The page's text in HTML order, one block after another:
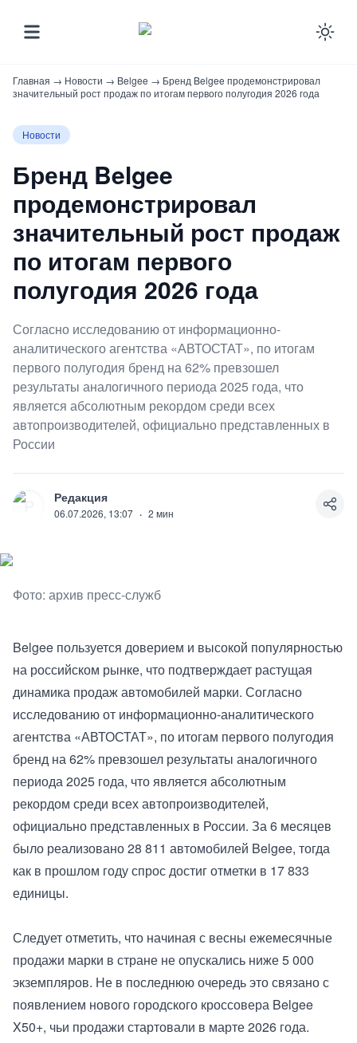
Главная → Новости → Belgee → Бренд Belgee продемонстрировал
значительный рост продаж по итогам первого полугодия 2026 года
Новости
Бренд Belgee
продемонстрировал
значительный рост продаж
по итогам первого
полугодия 2026 года
Согласно исследованию от информационно-
аналитического агентства «АВТОСТАТ», по итогам
первого полугодия бренд на 62% превзошел
результаты аналогичного периода 2025 года, что
является абсолютным рекордом среди всех
автопроизводителей, официально представленных в
России
Р Редакция
06.07.2026, 13:07 · 2 мин
Фото: архив пресс-служб
Belgee пользуется доверием и высокой популярностью
на российском рынке, что подтверждает растущая
динамика продаж автомобилей марки. Согласно
исследованию от информационно-аналитического
агентства «АВТОСТАТ», по итогам первого полугодия
бренд на 62% превзошел результаты аналогичного
периода 2025 года, что является абсолютным
рекордом среди всех автопроизводителей,
официально представленных в России. За 6 месяцев
было реализовано 28 811 автомобилей Belgee, тогда
как в прошлом году спрос достиг отметки в 17 833
единицы.
Следует отметить, что начиная с весны ежемесячные
продажи марки в стране не опускались ниже 5 000
экземпляров. Не в последнюю очередь это связано с
появлением нового городского кроссовера Belgee
X50+, чьи продажи стартовали в марте 2026 года.